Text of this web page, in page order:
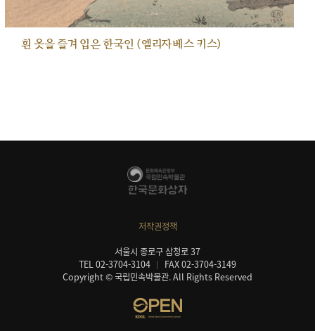
흰 옷을 즐겨 입은 한국인 (엘리자베스 키스)
저작권정책
서울시 종로구 삼청로 37
TEL 02-3704-3104
FAX 02-3704-3149
Copyright © 국립민속박물관. All Rights Reserved